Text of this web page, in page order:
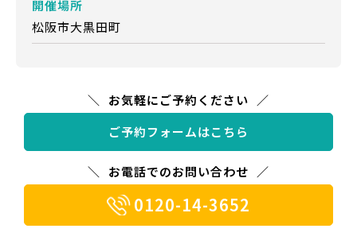
開催場所
松阪市大黒田町
お気軽にご予約ください
ご予約フォームはこちら
お電話でのお問い合わせ
0120-14-3652